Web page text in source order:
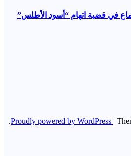
في قضية اتهام “أسود الأطلس”
Proudly powered by WordPress |
.